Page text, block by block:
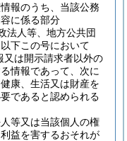
報のうち、当該公務
に係る部分
法人等、地方公共団
下この号において
又は開示請求者以外の
情報であって、次に
康、生活又は財産を
であると認められる
等又は当該個人の権
益を害するおそれが